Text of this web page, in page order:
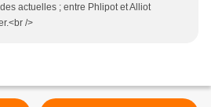
actuelles ; entre Phlipot et Alliot
/>